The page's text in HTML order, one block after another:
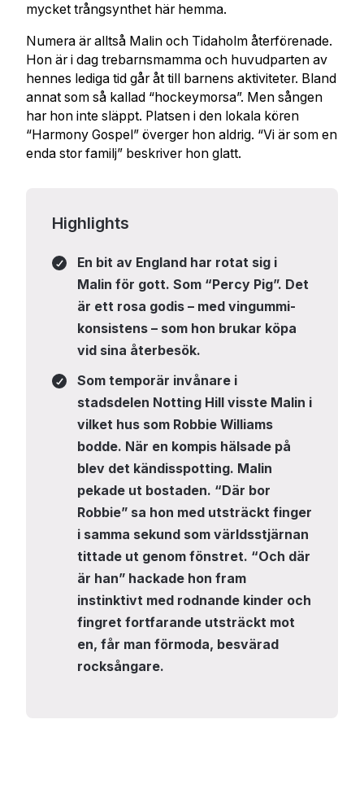
mycket trångsynthet här hemma.
Highlights
En bit av England har rotat sig i
Malin för gott. Som “Percy Pig”. Det
är ett rosa godis – med vingummi-
konsistens – som hon brukar köpa
vid sina återbesök.
Som temporär invånare i
stadsdelen Notting Hill visste Malin i
vilket hus som Robbie Williams
bodde. När en kompis hälsade på
blev det kändisspotting. Malin
pekade ut bostaden. “Där bor
Robbie” sa hon med utsträckt finger
i samma sekund som världsstjärnan
tittade ut genom fönstret. “Och där
är han” hackade hon fram
instinktivt med rodnande kinder och
fingret fortfarande utsträckt mot
en, får man förmoda, besvärad
rocksångare.
Numera är alltså Malin och Tidaholm återförenade.
Hon är i dag trebarnsmamma och huvudparten av
hennes lediga tid går åt till barnens aktiviteter. Bland
annat som så kallad “hockeymorsa”. Men sången
har hon inte släppt. Platsen i den lokala kören
“Harmony Gospel” överger hon aldrig. “Vi är som en
enda stor familj” beskriver hon glatt.